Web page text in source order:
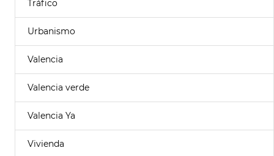
Tráfico
Urbanismo
Valencia
Valencia verde
Valencia Ya
Vivienda